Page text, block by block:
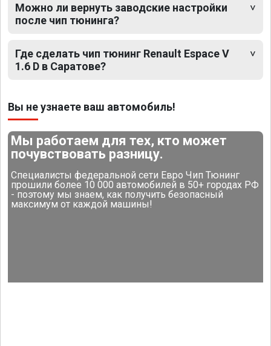
Можно ли вернуть заводские настройки
после чип тюнинга?
Где сделать чип тюнинг Renault Espace V
1.6 D в Саратове?
Вы не узнаете ваш автомобиль!
Мы работаем для тех, кто может
почувствовать разницу.
Специалисты федеральной сети Евро Чип Тюнинг
прошили более 10 000 автомобилей в 50+ городах РФ
- поэтому мы знаем, как получить безопасный
максимум от каждой машины!